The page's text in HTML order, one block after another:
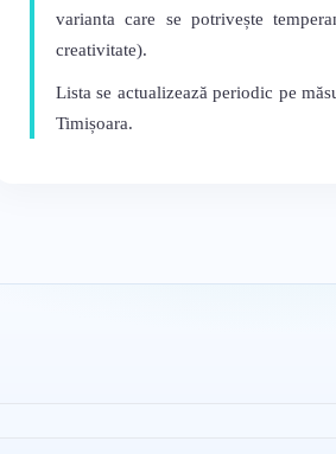
varianta care se potrivește
creativitate).
Lista se actualizează periodic pe
Timișoara.